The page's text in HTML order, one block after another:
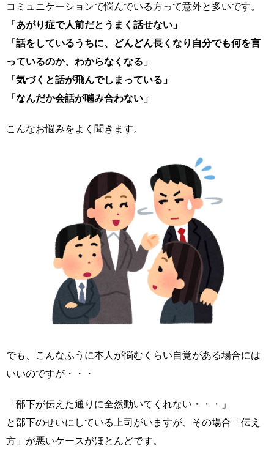
コミュニケーションで悩んでいる方って意外と多いです。
「あがり症で人前だとうまく話せない」
「話をしているうちに、どんどん長くなり自分でも何を言
っているのか、わからなくなる」
「気づくと話が飛んでしまっている」
「なんだか会話が噛み合わない」
こんなお悩みをよく聞きます。
でも、こんなふうに本人が悩むくらい自覚がある場合には
いいのですが・・・
「部下が伝えた通りに全然動いてくれない・・・」
と部下のせいにしている上司がいますが、その場合「伝え
方」が悪いケースがほとんどです。